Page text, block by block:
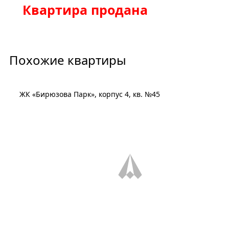
Квартира продана
Похожие квартиры
ЖК «Бирюзова Парк», корпус 4, кв. №45